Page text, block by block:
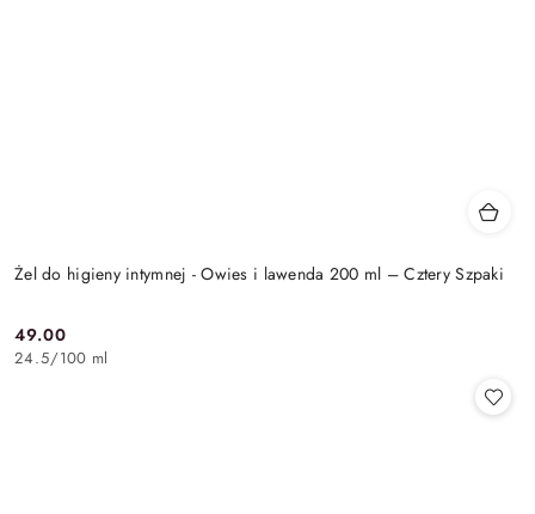
Żel do higieny intymnej - Owies i lawenda 200 ml – Cztery Szpaki
Cena:
49.00
24.5/100 ml